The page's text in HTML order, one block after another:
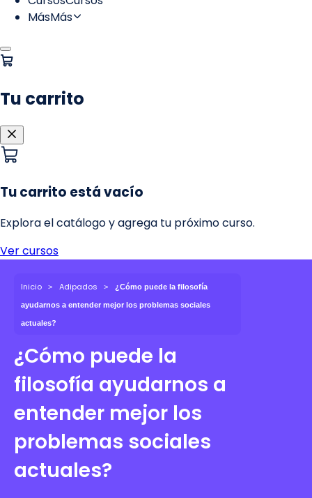
Inicio Adipados ¿Cómo puede la filosofía
ayudarnos a entender mejor los problemas sociales
actuales?
¿Cómo puede la
filosofía ayudarnos a
entender mejor los
problemas sociales
actuales?